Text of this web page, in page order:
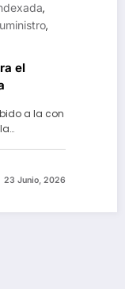
,
,
el
a la con
23 Junio, 2026